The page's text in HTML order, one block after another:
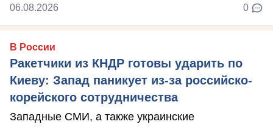
06.08.2026 0
В России
Ракетчики из КНДР готовы ударить по
Киеву: Запад паникует из-за российско-
корейского сотрудничества
Западные СМИ, а также украинские